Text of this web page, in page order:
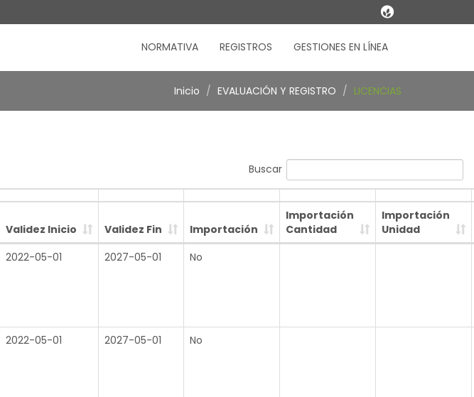
NORMATIVA REGISTROS GESTIONES EN LÍNEA
Inicio EVALUACIÓN Y REGISTRO LICENCIAS
Buscar
Validez Inicio Validez Fin Importación
Importación
Cantidad
Importación
Unidad
2022-05-01 2027-05-01 No
2022-05-01 2027-05-01 No